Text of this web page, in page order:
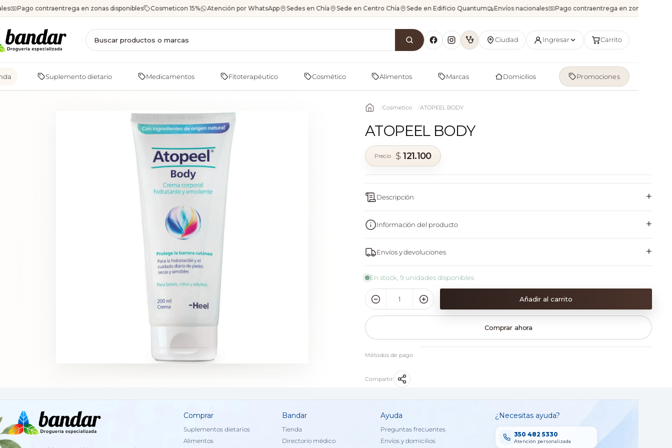
Saltar
al
Pago contraentrega en zonas disponibles Cosmeticon 15% Atención por WhatsApp Sedes en Chía Sede en Centro Chía Sede en Edificio Quantum Envíos nacionales Pago contraentrega en zonas
Ciudad Ingresar Carrito
Suplemento dietario Medicamentos Fitoterapéutico Cosmético Alimentos Marcas Domicilios Promociones
Cosmetico ATOPEEL BODY
ATOPEEL BODY
$ 121.100
Descripción +
Información del producto +
Envíos y devoluciones +
En stock, 9 unidades disponibles
Añadir al carrito
Comprar ahora
Métodos de pago
Compartir:
Comprar
Suplementos dietarios
Alimentos
Bandar
Tienda
Directorio médico
Ayuda
Preguntas frecuentes
Envíos y domicilios
¿Necesitas ayuda?
350 482 5330
Atención personalizada